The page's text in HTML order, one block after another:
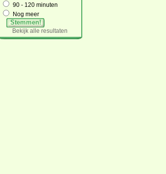
90 - 120 minuten
Nog meer
Stemmen!
Bekijk alle resultaten